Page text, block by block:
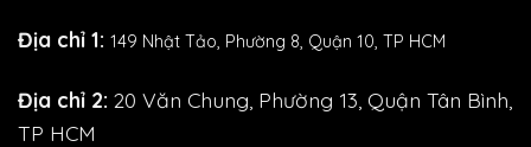
Địa chỉ 1: 149 Nhật Tảo, Phường 8, Quận 10, TP HCM
Địa chỉ 2: 20 Văn Chung, Phường 13, Quận Tân Bình,
TP HCM